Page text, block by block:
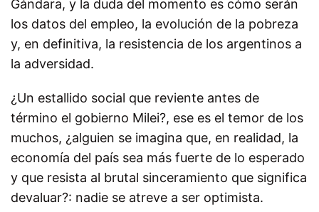
Gándara, y la duda del momento es cómo serán
los datos del empleo, la evolución de la pobreza
y, en definitiva, la resistencia de los argentinos a
la adversidad.
¿Un estallido social que reviente antes de
término el gobierno Milei?, ese es el temor de los
muchos, ¿alguien se imagina que, en realidad, la
economía del país sea más fuerte de lo esperado
y que resista al brutal sinceramiento que significa
devaluar?: nadie se atreve a ser optimista.